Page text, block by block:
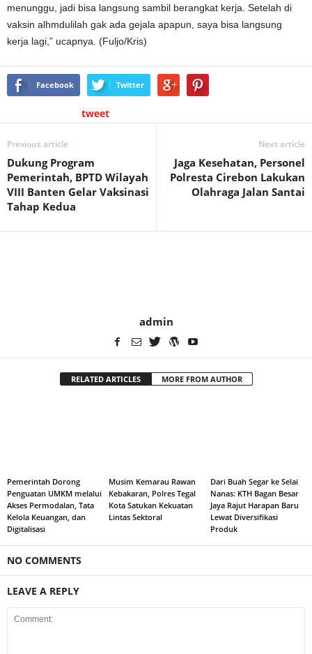
menunggu, jadi bisa langsung sambil berangkat kerja. Setelah di
vaksin alhmdulilah gak ada gejala apapun, saya bisa langsung
kerja lagi,” ucapnya. (Fuljo/Kris)
Facebook Twitter
tweet
Previous article
Dukung Program
Pemerintah, BPTD Wilayah
VIII Banten Gelar Vaksinasi
Tahap Kedua
Next article
Jaga Kesehatan, Personel
Polresta Cirebon Lakukan
Olahraga Jalan Santai
admin
RELATED ARTICLES MORE FROM AUTHOR
Pemerintah Dorong
Penguatan UMKM melalui
Akses Permodalan, Tata
Kelola Keuangan, dan
Digitalisasi
Musim Kemarau Rawan
Kebakaran, Polres Tegal
Kota Satukan Kekuatan
Lintas Sektoral
Dari Buah Segar ke Selai
Nanas: KTH Bagan Besar
Jaya Rajut Harapan Baru
Lewat Diversifikasi
Produk
NO COMMENTS
LEAVE A REPLY